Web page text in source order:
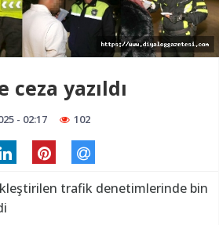
ceza yazıldı
- 02:17 102
trafik denetimlerinde bin